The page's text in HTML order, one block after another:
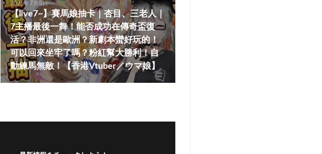
2026年7月8日
【live7~】賽馬娘抽卡｜杏目、三老人｜
7主播最後一舞！能否成功在傳奇盃復
活？非洲還是歐洲？新劇本蠻好玩的！
可以回來坐牢了嗎？粉紅幫大勝利！自
動練馬無敵！【香港Vtuber／ウマ娘】